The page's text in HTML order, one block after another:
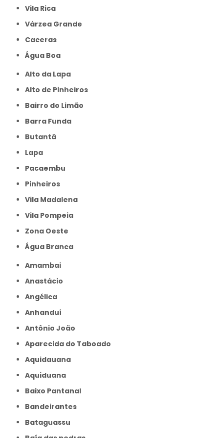
Vila Rica
Várzea Grande
caceras
Água Boa
Alto da Lapa
Alto de Pinheiros
Bairro do Limão
Barra Funda
Butantã
Lapa
Pacaembu
Pinheiros
Vila Madalena
Vila Pompeia
Zona Oeste
Água Branca
Amambai
Anastácio
Angélica
Anhanduí
Antônio João
Aparecida do Taboado
Aquidauana
Aquiduana
Baixo Pantanal
Bandeirantes
Bataguassu